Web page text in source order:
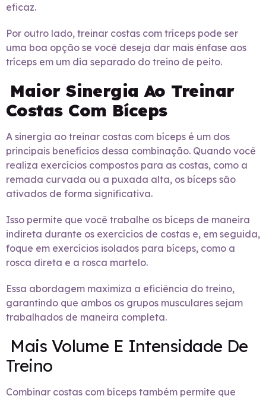
eficaz.
Por outro lado, treinar costas com tríceps pode ser
uma boa opção se você deseja dar mais ênfase aos
tríceps em um dia separado do treino de peito.
Maior Sinergia Ao Treinar
Costas Com Bíceps
A sinergia ao treinar costas com bíceps é um dos
principais benefícios dessa combinação. Quando você
realiza exercícios compostos para as costas, como a
remada curvada ou a puxada alta, os bíceps são
ativados de forma significativa.
Isso permite que você trabalhe os bíceps de maneira
indireta durante os exercícios de costas e, em seguida,
foque em exercícios isolados para bíceps, como a
rosca direta e a rosca martelo.
Essa abordagem maximiza a eficiência do treino,
garantindo que ambos os grupos musculares sejam
trabalhados de maneira completa.
Mais Volume E Intensidade De
Treino
Combinar costas com bíceps também permite que